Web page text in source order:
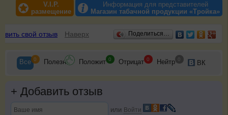
V.I.P.
размещение
Информация для представителей
Магазин табачной продукции «Тройка»
Отзывы
свой отзыв Наверх Поделиться…
Все 0 Полезн Положит 0 Отрицат 0 Нейтр 0 ВК
+ Добавить отзыв
или Войти